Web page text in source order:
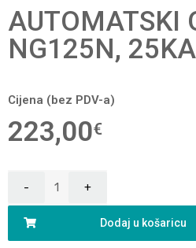
AUTOMATSKI
NG125N,
Cijena (bez PDV-a)
223,00€
Dodaj u košaricu